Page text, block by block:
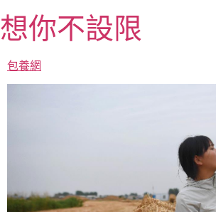
至
主
要
想你不設限
包養網